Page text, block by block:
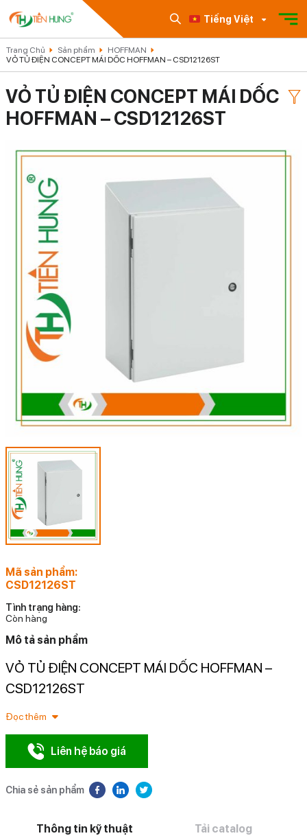
Tiếng Việt
Trang Chủ Sản phẩm
HOFFMAN
VỎ TỦ ĐIỆN CONCEPT MÁI DỐC HOFFMAN – CSD12126ST
VỎ TỦ ĐIỆN CONCEPT MÁI DỐC
HOFFMAN – CSD12126ST
Mã sản phẩm:
CSD12126ST
Tình trạng hàng:
Còn hàng
Mô tả sản phẩm
VỎ TỦ ĐIỆN CONCEPT MÁI DỐC HOFFMAN –
CSD12126ST
Đọc thêm
Liên hệ báo giá
Chia sẻ sản phẩm
Thông tin kỹ thuật Tải catalog